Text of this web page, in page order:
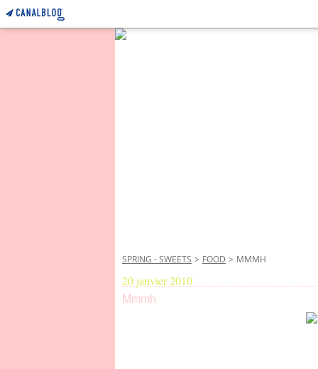
SPRING - SWEETS > FOOD > MMMH
20 janvier 2010
Mmmh